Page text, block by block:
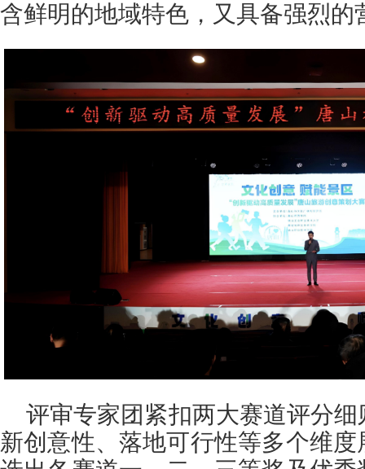
含鲜明的地域特色，又具备强烈的
评审专家团紧扣两大赛道评分
新创意性、落地可行性等多个维